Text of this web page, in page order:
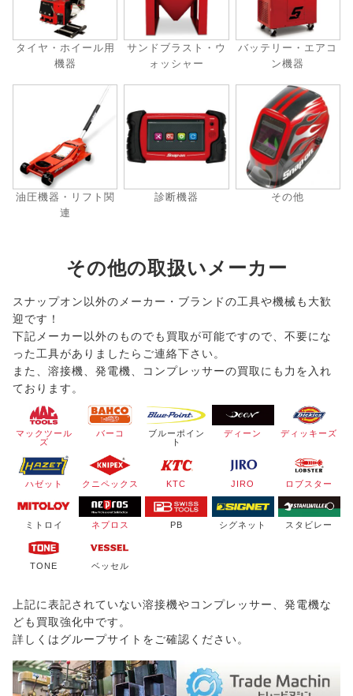
タイヤ・ホイール用
機器
サンドブラスト・ウ
ォッシャー
バッテリー・エアコ
ン機器
油圧機器・リフト関
連
診断機器 その他
その他の取扱いメーカー
スナップオン以外のメーカー・ブランドの工具や機械も大歓
迎です！
下記メーカー以外のものでも買取が可能ですので、不要にな
った工具がありましたらご連絡下さい。
また、溶接機、発電機、コンプレッサーの買取にも力を入れ
ております。
マックツール
ズ
バーコ
ブルーポイン
ト
ディーン ディッキーズ
ハゼット クニペックス KTC JIRO ロブスター
ミトロイ ネプロス PB シグネット スタビレー
TONE ベッセル
上記に表記されていない溶接機やコンプレッサー、発電機な
ども買取強化中です。
詳しくはグループサイトをご確認ください。